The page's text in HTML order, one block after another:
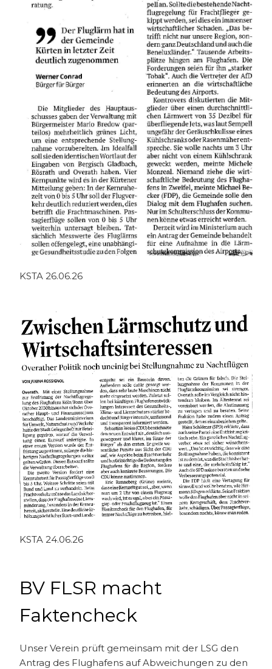
KSTA 26.06.26
KSTA 24.06.26
BV FLSR macht
Faktencheck
Unser Verein prüft gemeinsam mit der LSG den
Antrag des Flughafens auf Abweichungen zu den